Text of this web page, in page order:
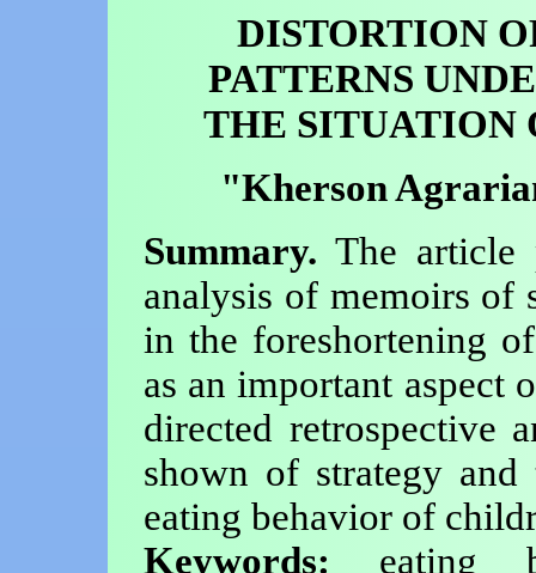
DISTORTION
PATTERNS
THE SITUATION
"Kherson
Summary. The article
analysis of memoirs of
in the foreshortening
as an important aspect
directed retrospective
shown of strategy
eating behavior of
Keywords: eating